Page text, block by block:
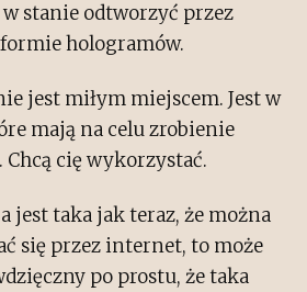
stanie odtworzyć przez
hologramów.
jest miłym miejscem. Jest w
mają na celu zrobienie
Chcą cię wykorzystać.
jest taka jak teraz, że można
się przez internet, to może
po prostu, że taka